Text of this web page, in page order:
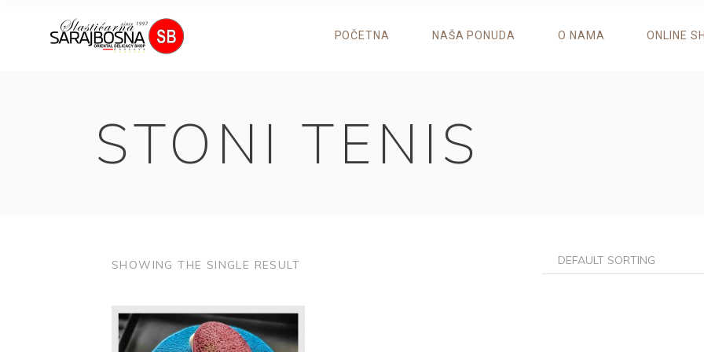
POČETNA NAŠA PONUDA O NAMA ONLINE
STONI TENIS
SHOWING THE SINGLE RESULT DEFAULT SORTING